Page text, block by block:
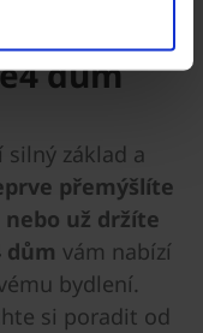
dům
základ a
přemýšlíte
nebo už držíte
dům vám nabízí
bydlení.
si poradit od